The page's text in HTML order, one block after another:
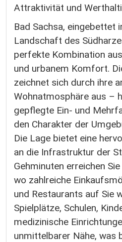
Attraktivität und
Bad Sachsa, eingebettet
Landschaft des
perfekte Kombination
und urbanem Komfort.
zeichnet sich durch ihre
Wohnatmosphäre aus –
gepflegte Ein- und
den Charakter der
Die Lage bietet eine
an die Infrastruktur der
Gehminuten erreichen
wo zahlreiche
und Restaurants auf Sie
Spielplätze, Schulen,
medizinische
unmittelbarer Nähe, was